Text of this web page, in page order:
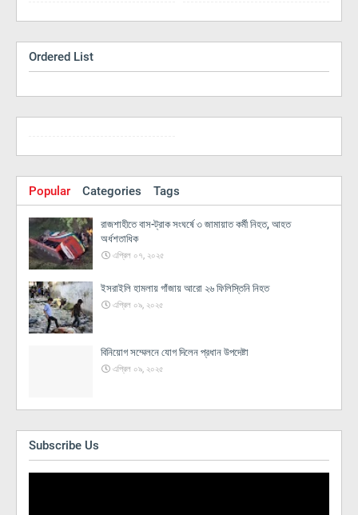
Ordered List
Popular Categories Tags
রাজশাহীতে বাস-ট্রাক সংঘর্ষে ৩ জামায়াত কর্মী নিহত, আহত
অর্ধশতাধিক
এপ্রিল ০৭, ২০২৫
ইসরাইলি হামলায় গাঁজায় আরো ২৬ ফিলিস্তিনি নিহত
এপ্রিল ০৯, ২০২৫
বিনিয়োগ সম্মেলনে যোগ দিলেন প্রধান উপদেষ্টা
এপ্রিল ০৯, ২০২৫
Subscribe Us